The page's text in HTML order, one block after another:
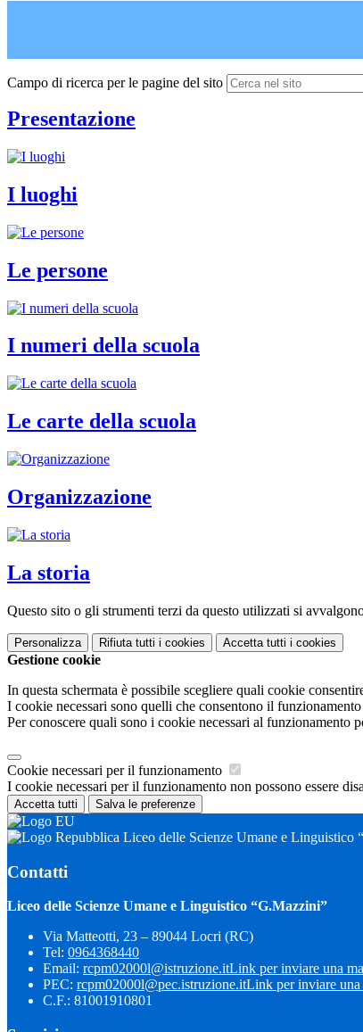
Campo di ricerca per le pagine del sito
Presentazione
I luoghi
Le persone
I numeri della scuola
Le carte della scuola
Organizzazione
La storia
Questo sito o gli strumenti terzi da questo utilizzati si
Personalizza Rifiuta tutti i cookies Accetta tutti i cookies
Gestione cookie
In questa schermata è possibile scegliere quali cookie
I cookie necessari sono quelli che consentono il
Per conoscere quali sono i cookie necessari al funzionamento
Cookie necessari per il funzionamento
I cookie necessari per il funzionamento non possono essere
Accetta tutti Salva le preferenze
Liceo delle Scienze Umane e Linguistico
Contatti
Liceo delle Scienze Umane e Linguistico “G.Mazzini”
Via Matteotti, 23 – 89044 Locri (RC)
Tel: 0964368440
Email: rcpm02000l@istruzione.itLink per inviare una
PEC: rcpm02000l@pec.istruzione.itLink per inviare una
C.F.: 81001910801